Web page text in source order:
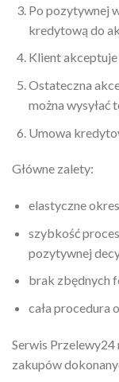
Po pozytywnej
kredytową do
Klient
Ostateczna
można wysyłać
Umowa
Główne zalety:
elastyczne
szybkość
pozytywnej
brak zbędnych
cała procedura
Serwis
zakupów